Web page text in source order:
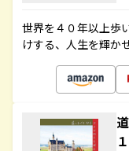
世界を４０年以上歩
けする、人生を輝か